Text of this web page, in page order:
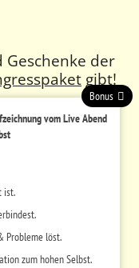
Geschenke der
gibt!
vom Live Abend
ist.
Probleme löst.
zum hohen Selbst.
Bonus